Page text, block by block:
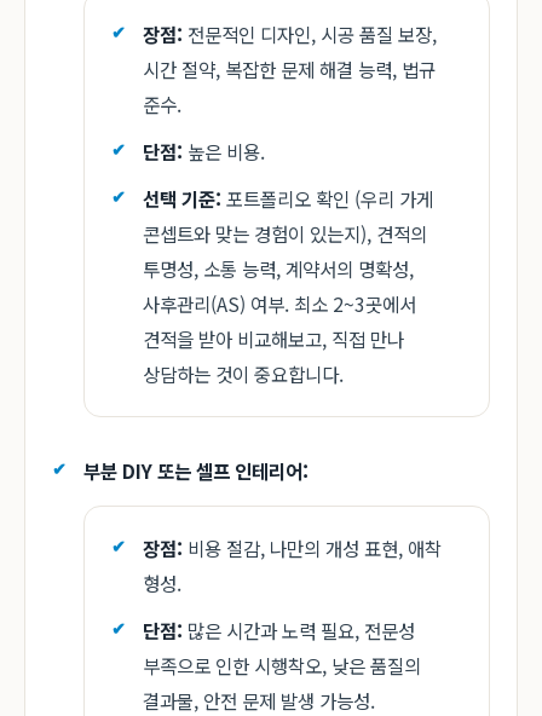
장점: 전문적인 디자인, 시공 품질 보장,
시간 절약, 복잡한 문제 해결 능력, 법규
준수.
단점: 높은 비용.
선택 기준: 포트폴리오 확인 (우리 가게
콘셉트와 맞는 경험이 있는지), 견적의
투명성, 소통 능력, 계약서의 명확성,
사후관리(AS) 여부. 최소 2~3곳에서
견적을 받아 비교해보고, 직접 만나
상담하는 것이 중요합니다.
부분 DIY 또는 셀프 인테리어:
장점: 비용 절감, 나만의 개성 표현, 애착
형성.
단점: 많은 시간과 노력 필요, 전문성
부족으로 인한 시행착오, 낮은 품질의
결과물, 안전 문제 발생 가능성.